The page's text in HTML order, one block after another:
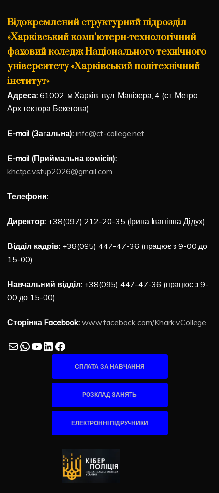
Відокремлений структурний підрозділ
«Харківський комп’ютерн-технологічний
фаховий коледж Національного технічного
університету «Харківський політехнічний
інститут»
Адреса: 61002, м.Харків, вул. Манізера, 4 (ст. Метро
Архітектора Бекетова)
E-mail (Загальна): info@ct-college.net
E-mail (Приймальна комісія):
khctpc.vstup2026@gmail.com
Телефони:
Директор: +38(097) 212-20-35 (Ірина Іванівна Дідух)
Відділ кадрів: +38(095) 447-47-36 (працює з 9-00 до
15-00)
Навчальний відділ: +38(095) 447-47-36 (працює з 9-
00 до 15-00)
Сторінка Facebook: www.facebook.com/KharkivCollege
MailWhatsApp
YouTube
LinkedIn
Facebook
СПЛАТА ЗА НАВЧАННЯ
РОЗКЛАД ЗАНЯТЬ
ЕЛЕКТРОННІ ПІДРУЧНИКИ